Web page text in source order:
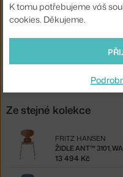
Kód produktu
FHA-3101-GRE
Ste zo Slovenska? Prejdite
Shopping from the EU?
Ze stejné kolekce
ŽIDLE ANT™ 3101,
FRITZ HANSEN
13 494 Kč
K tomu potřebujeme váš
cookies. Děkujeme.